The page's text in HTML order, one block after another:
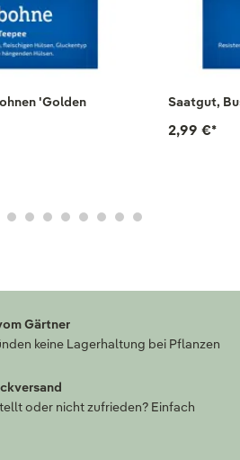
'Golden
Saatgut,
2,99 €*
Gärtner
keine Lagerhaltung bei Pflanzen
oder nicht zufrieden? Einfach